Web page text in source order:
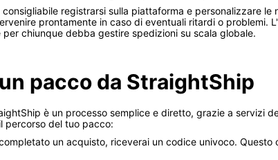
registrarsi sulla piattaforma e personalizzare
prontamente in caso di eventuali ritardi o problemi.
chiunque debba gestire spedizioni su scala globale.
pacco da StraightShip
è un processo semplice e diretto, grazie a servizi
percorso del tuo pacco:
un acquisto, riceverai un codice univoco.